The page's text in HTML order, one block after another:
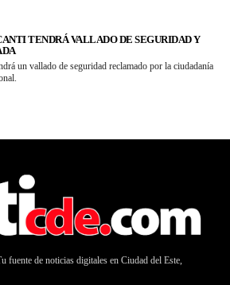
TENDRÁ VALLADO DE SEGURIDAD Y
un vallado de seguridad reclamado por la ciudadanía
fuente de noticias digitales en Ciudad del Este,